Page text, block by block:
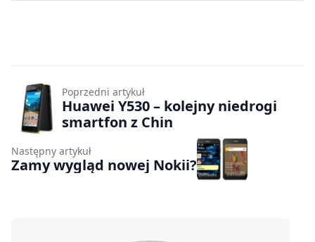
Poprzedni artykuł
Huawei Y530 – kolejny niedrogi
smartfon z Chin
Następny artykuł
Zamy wygląd nowej Nokii?